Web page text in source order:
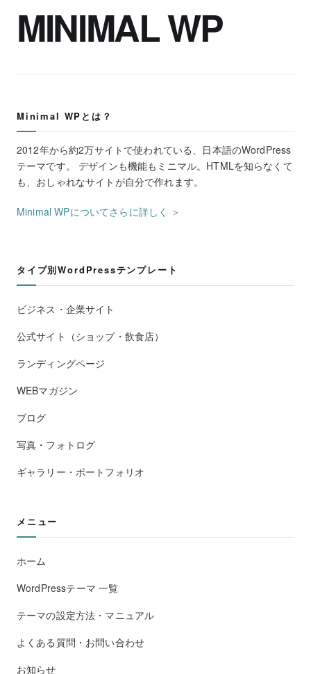
MINIMAL WP
Minimal WPとは？
2012年から約2万サイトで使われている、日本語のWordPress
テーマです。 デザインも機能もミニマル。HTMLを知らなくて
も、おしゃれなサイトが自分で作れます。
Minimal WPについてさらに詳しく ＞
タイプ別WordPressテンプレート
ビジネス・企業サイト
公式サイト（ショップ・飲食店）
ランディングページ
WEBマガジン
ブログ
写真・フォトログ
ギャラリー・ポートフォリオ
メニュー
ホーム
WordPressテーマ 一覧
テーマの設定方法・マニュアル
よくある質問・お問い合わせ
お知らせ